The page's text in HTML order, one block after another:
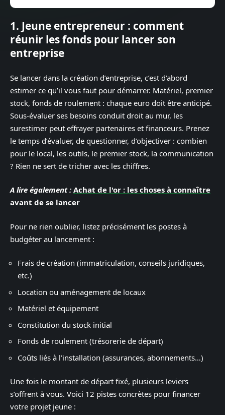
1. Jeune entrepreneur : comment
réunir les fonds pour lancer son
entreprise
Se lancer dans la création d’entreprise, c’est d’abord
estimer ce qu’il vous faut pour démarrer. Matériel, premier
stock, fonds de roulement : chaque euro doit être anticipé.
Sous-évaluer ses besoins conduit droit au mur, les
surestimer peut effrayer partenaires et financeurs. Prenez
le temps d’évaluer, de questionner, d’objectiver : combien
pour le local, les outils, le premier stock, la communication
? Rien ne sert de tricher avec les chiffres.
A lire également : Achat de l'or : les choses à connaître
avant de se lancer
Pour ne rien oublier, listez précisément les postes à
budgéter au lancement :
Frais de création (immatriculation, conseils juridiques,
etc.)
Location ou aménagement de locaux
Matériel et équipement
Constitution du stock initial
Fonds de roulement (trésorerie de départ)
Coûts liés à l’installation (assurances, abonnements…)
Une fois le montant de départ fixé, plusieurs leviers
s’offrent à vous. Voici 12 pistes concrètes pour financer
votre projet jeune :